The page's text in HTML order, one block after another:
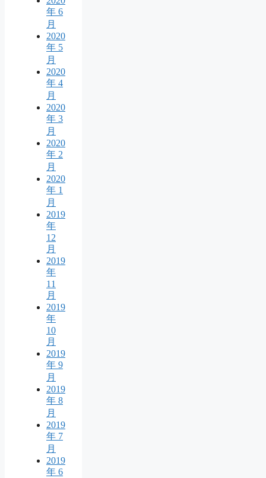
年 6
月
2020
年 5
月
2020
年 4
月
2020
年 3
月
2020
年 2
月
2020
年 1
月
2019
年
12
月
2019
年
11
月
2019
年
10
月
2019
年 9
月
2019
年 8
月
2019
年 7
月
2019
年 6